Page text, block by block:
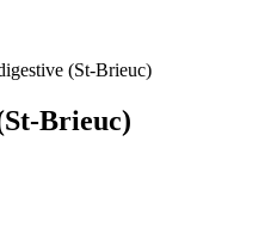
(St-Brieuc)
Brieuc)